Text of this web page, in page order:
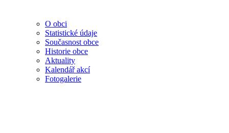
O obci
Statistické údaje
Současnost obce
Historie obce
Aktuality
Kalendář akcí
Fotogalerie